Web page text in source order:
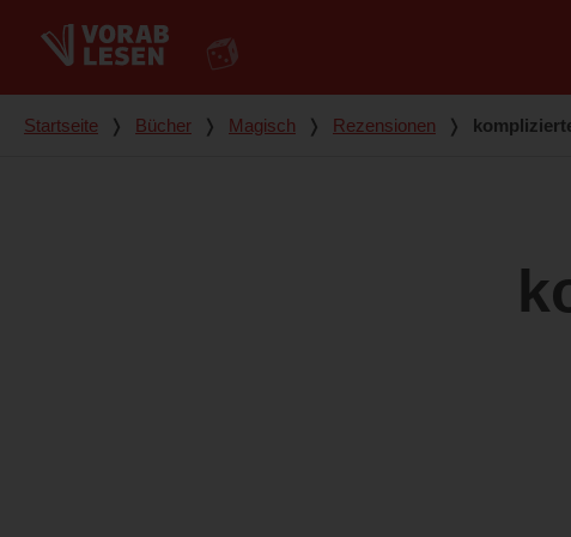
Du bist hier
Startseite ❭ Bücher ❭ Magisch ❭ Rezensionen ❭